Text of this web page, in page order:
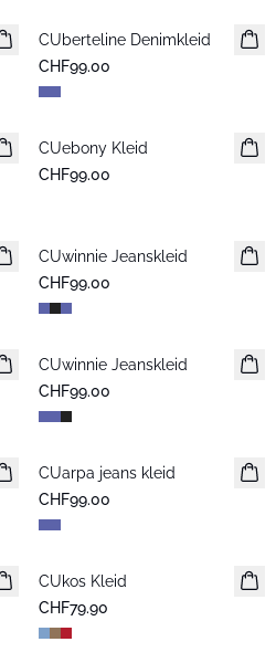
Neuheiten
CUberteline Denimkleid
CHF99.00
Neuheiten
CUebony Kleid
CHF99.00
Neuheiten
CUwinnie Jeanskleid
CHF99.00
Neuheiten
CUwinnie Jeanskleid
CHF99.00
CUarpa jeans kleid
CHF99.00
CUkos Kleid
CHF79.90